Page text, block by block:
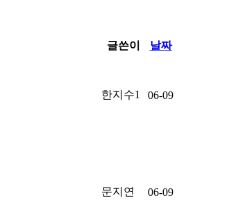
글쓴이
날짜
한지수1 06-09
문지연 06-09